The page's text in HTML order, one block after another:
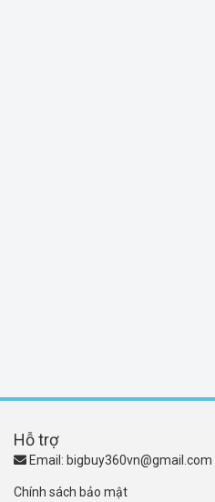
Hỗ trợ
Email: bigbuy360vn@gmail.com
Chính sách bảo mật